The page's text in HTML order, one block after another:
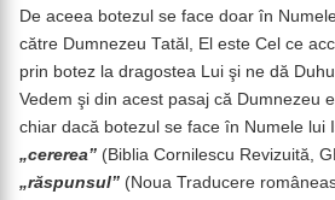
De aceea botezul se face doar în
către Dumnezeu Tatăl, El este Cel ce
prin botez la dragostea Lui şi ne dă
Vedem şi din acest pasaj că Dumnezeu
chiar dacă botezul se face în Numele lui
„cererea” (Biblia Cornilescu Revizuită,
„răspunsul” (Noua Traducere